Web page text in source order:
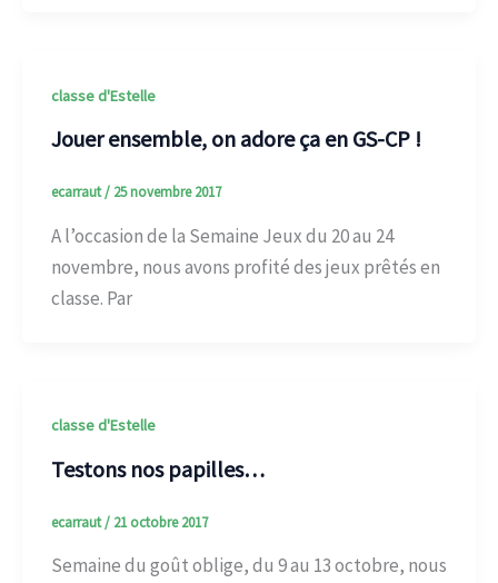
classe d'Estelle
Jouer ensemble, on adore ça en GS-CP !
ecarraut/ 25 novembre 2017
A l’occasion de la Semaine Jeux du 20 au 24
novembre, nous avons profité des jeux prêtés en
classe. Par
classe d'Estelle
Testons nos papilles…
ecarraut/ 21 octobre 2017
Semaine du goût oblige, du 9 au 13 octobre, nous